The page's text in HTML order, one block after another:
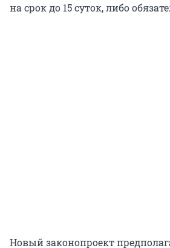
на срок до 15 суток, либо
Новый законопроект